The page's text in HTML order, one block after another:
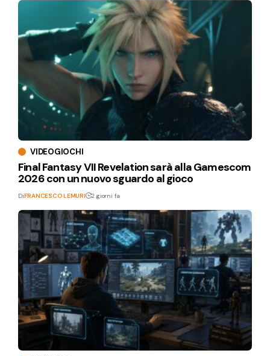
VIDEOGIOCHI
Final Fantasy VII Revelation sarà alla Gamescom
2026 con un nuovo sguardo al gioco
DiFRANCESCO LEMURI 2 giorni fa